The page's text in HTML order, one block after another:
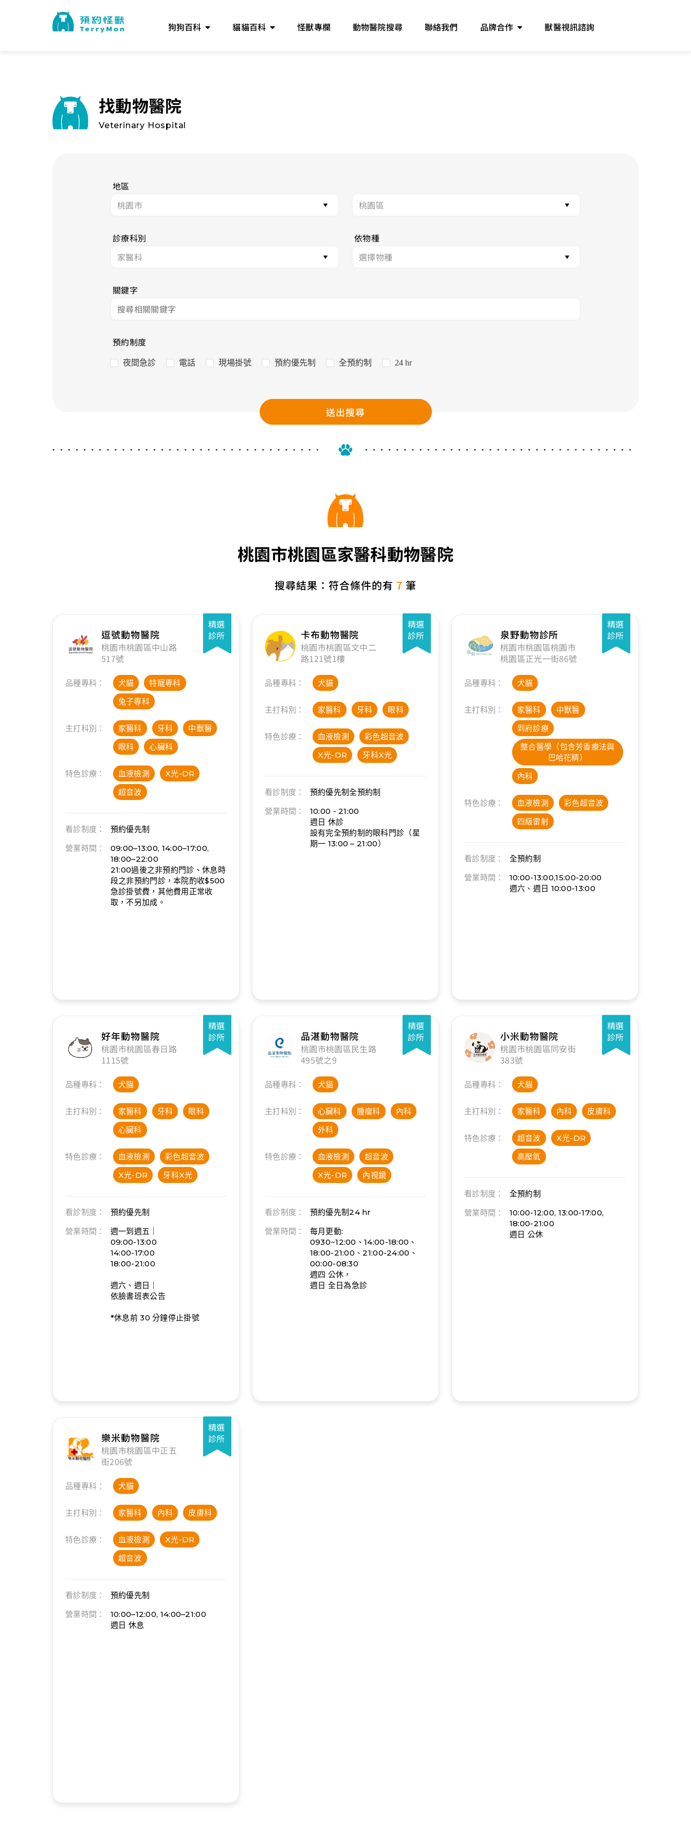
狗狗百科 貓貓百科 怪獸專欄 動物醫院搜尋 聯絡我們 品牌合作 獸醫視訊諮詢
找動物醫院
Veterinary Hospital
地區
診療科別 依物種
關鍵字
預約制度
夜間急診 電話 現場掛號 預約優先制 全預約制 24 hr
送出搜尋
桃園市桃園區家醫科動物醫院
搜尋結果：符合條件的有 7 筆
精選
診所
逗號動物醫院
桃園市桃園區中山路
517號
品種專科： 犬貓
特寵專科
兔子專科
主打科別： 家醫科 牙科
中獸醫
眼科
心臟科
特色診療： 血液檢測
X光-DR
超音波
看診制度：
預約優先制
營業時間：
09:00–13:00, 14:00–17:00,
18:00–22:00
21:00過後之非預約門診、休息時
段之非預約門診，本院酌收$500
急診掛號費，其他費用正常收
取，不另加成。
精選
診所
卡布動物醫院
桃園市桃園區文中二
路121號1樓
品種專科： 犬貓
主打科別： 家醫科 牙科 眼科
特色診療： 血液檢測
彩色超音波
X光-DR
牙科X光
看診制度： 預約優先制全預約制
營業時間：
10:00 - 21:00
週日 休診
設有完全預約制的眼科門診（星
期一 13:00 – 21:00）
精選
診所
泉野動物診所
桃園市桃園區桃園市
桃園區正光一街86號
品種專科： 犬貓
主打科別： 家醫科
中獸醫
到府診療
整合醫學（包含芳香療法與
巴哈花精）
內科
特色診療： 血液檢測
彩色超音波
四級雷射
看診制度：
全預約制
營業時間：
10:00-13:00,15:00-20:00
週六、週日 10:00-13:00
精選
診所
好年動物醫院
桃園市桃園區春日路
1115號
品種專科： 犬貓
主打科別： 家醫科 牙科
眼科
心臟科
特色診療： 血液檢測
彩色超音波
X光-DR
牙科X光
看診制度：
預約優先制
營業時間：
週一到週五｜
09:00-13:00
14:00-17:00
18:00-21:00
週六、週日｜
依臉書班表公告
*休息前 30 分鐘停止掛號
精選
診所
品湛動物醫院
桃園市桃園區民生路
495號之9
品種專科： 犬貓
主打科別： 心臟科 腫瘤科
內科
外科
特色診療： 血液檢測
超音波
X光-DR
內視鏡
看診制度： 預約優先制24 hr
營業時間：
每月更動:
0930~12:00、14:00-18:00、
18:00-21:00、21:00-24:00、
00:00-08:30
週四 公休，
週日 全日為急診
精選
診所
小米動物醫院
桃園市桃園區同安街
383號
品種專科： 犬貓
主打科別： 家醫科 內科 皮膚科
特色診療： 超音波
X光-DR
高壓氧
看診制度：
全預約制
營業時間：
10:00-12:00, 13:00-17:00,
18:00-21:00
週日 公休
精選
診所
樂米動物醫院
桃園市桃園區中正五
街206號
品種專科： 犬貓
主打科別： 家醫科 內科 皮膚科
特色診療： 血液檢測
X光-DR
超音波
看診制度：
預約優先制
營業時間：
10:00–12:00, 14:00–21:00
週日 休息